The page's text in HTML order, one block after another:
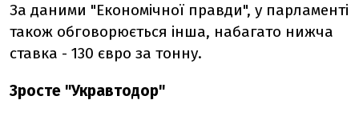
За даними "Економічної правди", у парламенті
також обговорюється інша, набагато нижча
ставка - 130 євро за тонну.
Зросте "Укравтодор"